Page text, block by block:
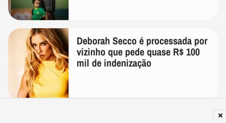
Deborah Secco é processada por
vizinho que pede quase R$ 100
mil de indenização